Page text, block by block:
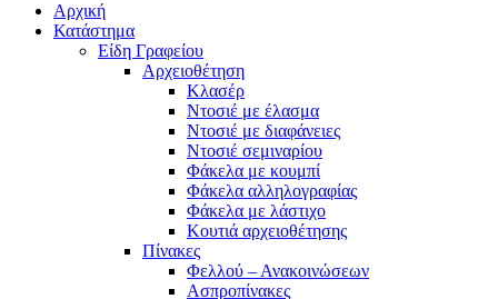
Αρχική
Κατάστημα
Είδη Γραφείου
Αρχειοθέτηση
Κλασέρ
Ντοσιέ με έλασμα
Ντοσιέ με διαφάνειες
Ντοσιέ σεμιναρίου
Φάκελα με κουμπί
Φάκελα αλληλογραφίας
Φάκελα με λάστιχο
Κουτιά αρχειοθέτησης
Πίνακες
Φελλού – Ανακοινώσεων
Ασπροπίνακες